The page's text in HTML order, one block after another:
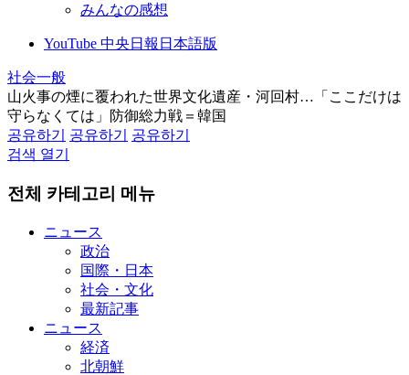
みんなの感想
YouTube 中央日報日本語版
社会一般
山火事の煙に覆われた世界文化遺産・河回村…「ここだけは
守らなくては」防御総力戦＝韓国
공유하기
공유하기
공유하기
검색 열기
전체 카테고리 메뉴
ニュース
政治
国際・日本
社会・文化
最新記事
ニュース
経済
北朝鮮